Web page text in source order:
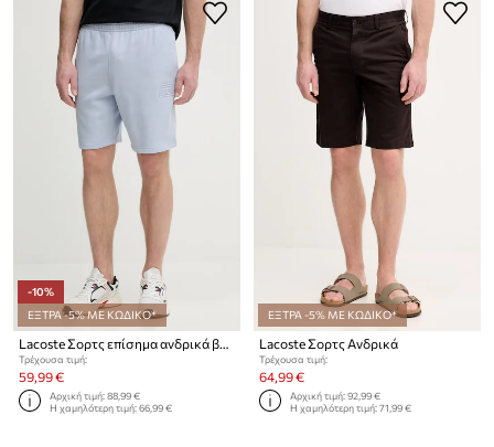
-10%
ΕΞΤΡΑ -5% ΜΕ ΚΩΔΙΚΟ*
Τρέχουσα τιμή:
59,99 €
Αρχική τιμή:88,99 €
Η χαμηλότερη τιμή:66,99 €
ΕΞΤΡΑ -5% ΜΕ ΚΩΔΙΚΟ*
Lacoste Σορτς Ανδρικά
Τρέχουσα τιμή:
64,99 €
Αρχική τιμή:92,99 €
Η χαμηλότερη τιμή:71,99 €